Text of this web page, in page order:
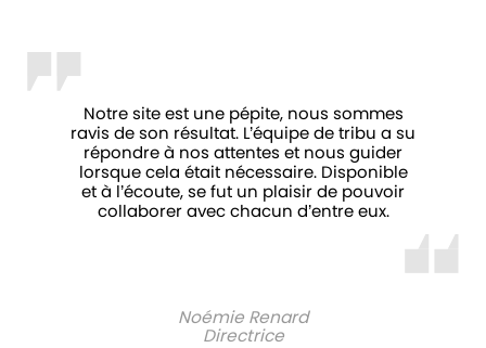
Notre site est une pépite, nous sommes
ravis de son résultat. L’équipe de tribu a su
répondre à nos attentes et nous guider
lorsque cela était nécessaire. Disponible
et à l’écoute, se fut un plaisir de pouvoir
collaborer avec chacun d’entre eux.
Noémie Renard
Directrice